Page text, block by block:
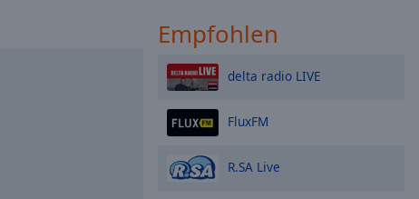
Empfohlen
delta radio LIVE
FluxFM
R.SA Live